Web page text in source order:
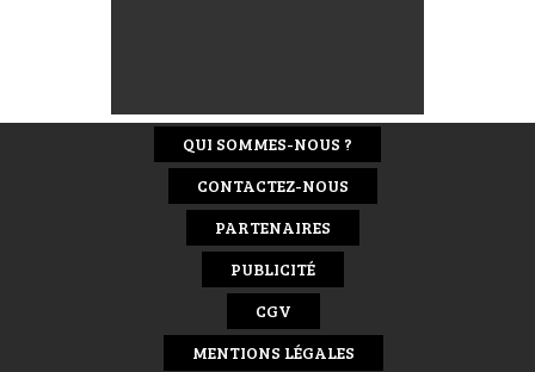
QUI SOMMES-NOUS ?
CONTACTEZ-NOUS
PARTENAIRES
PUBLICITÉ
CGV
MENTIONS LÉGALES